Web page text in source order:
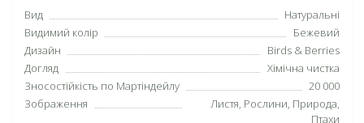
Вид
Натуральні
Видимий колір
Бежевий
Дизайн
Birds & Berries
Догляд
Хімічна чистка
Зносостійкість по Мартіндейлу
20 000
Зображення
Листя, Рослини, Природа,
Птахи